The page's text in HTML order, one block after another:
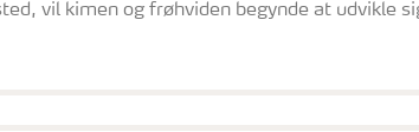
vil kimen og frøhviden begynde at udvikle